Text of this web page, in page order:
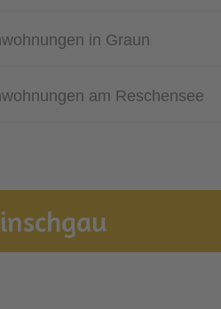
in Graun
am Reschensee